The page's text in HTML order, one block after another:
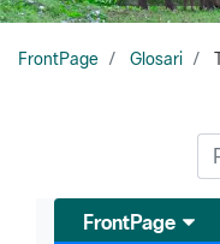
FrontPage Glosari
FrontPage